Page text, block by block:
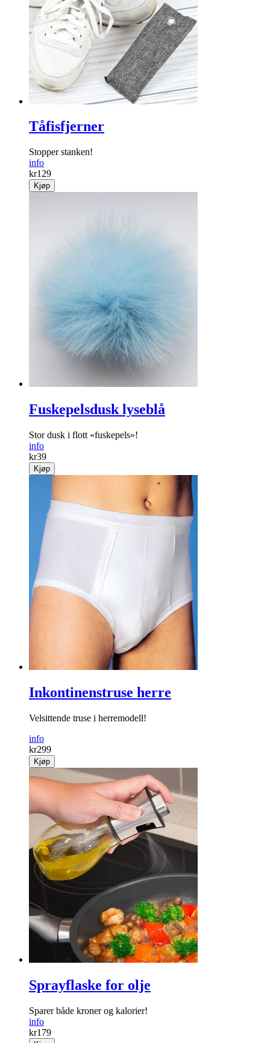
Tåfisfjerner
Stopper stanken!
info
kr129
Kjøp
Fuskepelsdusk lyseblå
Stor dusk i flott «fuskepels»!
info
kr39
Kjøp
Inkontinenstruse herre
Velsittende truse i herremodell!
info
kr299
Kjøp
Sprayflaske for olje
Sparer både kroner og kalorier!
info
kr179